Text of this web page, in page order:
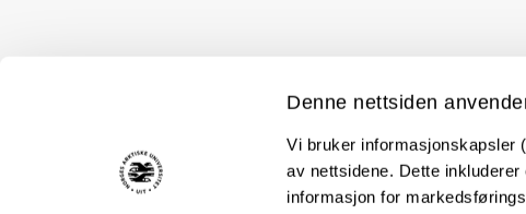
Denne nettsiden
Vi bruker informasjonskapsler
av nettsidene. Dette
informasjon for